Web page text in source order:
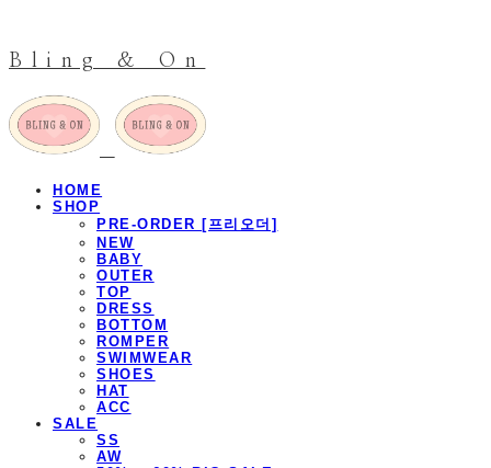
Bling & On
HOME
SHOP
PRE-ORDER [프리오더]
NEW
BABY
OUTER
TOP
DRESS
BOTTOM
ROMPER
SWIMWEAR
SHOES
HAT
ACC
SALE
SS
AW